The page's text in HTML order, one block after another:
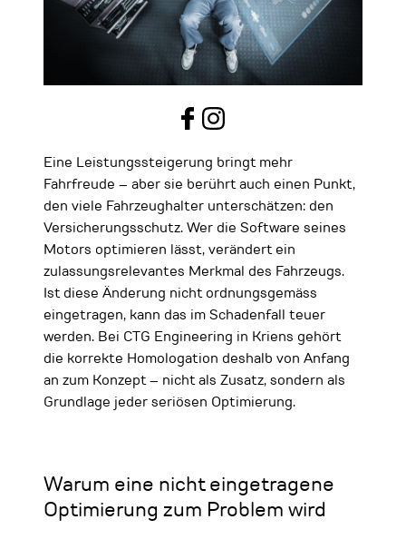
Eine Leistungssteigerung bringt mehr
Fahrfreude – aber sie berührt auch einen Punkt,
den viele Fahrzeughalter unterschätzen: den
Versicherungsschutz. Wer die Software seines
Motors optimieren lässt, verändert ein
zulassungsrelevantes Merkmal des Fahrzeugs.
Ist diese Änderung nicht ordnungsgemäss
eingetragen, kann das im Schadenfall teuer
werden. Bei CTG Engineering in Kriens gehört
die korrekte Homologation deshalb von Anfang
an zum Konzept – nicht als Zusatz, sondern als
Grundlage jeder seriösen Optimierung.
Warum eine nicht eingetragene
Optimierung zum Problem wird